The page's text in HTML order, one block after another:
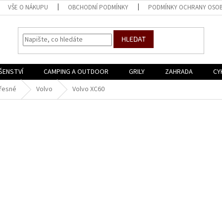
VŠE O NÁKUPU OBCHODNÍ PODMÍNKY PODMÍNKY OCHRANY
HLEDAT
CAMPING A OUTDOOR GRILY ZAHRADA
Volvo Volvo XC60